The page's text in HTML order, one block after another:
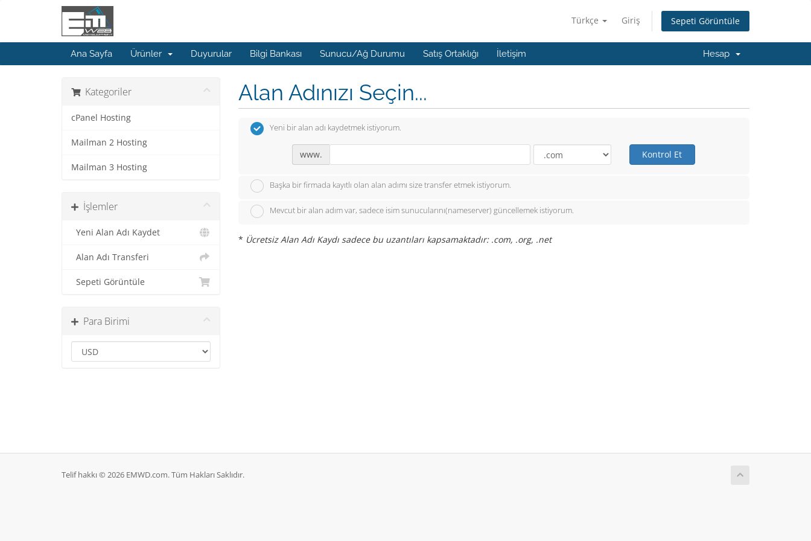
Türkçe Giriş Sepeti Görüntüle
Ana Sayfa Ürünler Duyurular Bilgi Bankası Sunucu/Ağ Durumu Satış Ortaklığı İletişim Hesap
Kategoriler
cPanel Hosting
Mailman 2 Hosting
Mailman 3 Hosting
İşlemler
Yeni Alan Adı Kaydet
Alan Adı Transferi
Sepeti Görüntüle
Para Birimi
Alan Adınızı Seçin...
Yeni bir alan adı kaydetmek istiyorum.
www. Kontrol Et
Başka bir firmada kayıtlı olan alan adımı size transfer etmek istiyorum.
Mevcut bir alan adım var, sadece isim sunucularını(nameserver) güncellemek istiyorum.
* Ücretsiz Alan Adı Kaydı sadece bu uzantıları kapsamaktadır: .com, .org, .net
Telif hakkı © 2026 EMWD.com. Tüm Hakları Saklıdır.